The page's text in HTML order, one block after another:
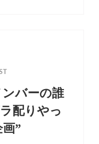
バーの誰
配りやっ
”